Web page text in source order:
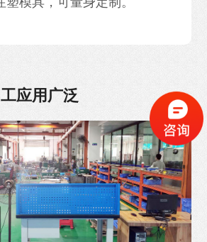
应用广泛